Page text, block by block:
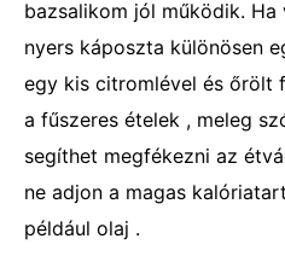
bazsalikom jól működik.
nyers káposzta különösen
egy kis citromlével és őrölt
a fűszeres ételek , meleg
segíthet megfékezni az
ne adjon a magas
például olaj .